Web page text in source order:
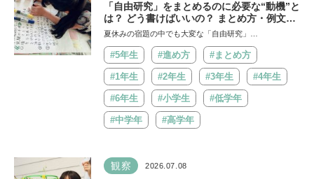
「自由研究」をまとめるのに必要な“動機”と
は？ どう書けばいいの？ まとめ方・例文ま
でご紹介！
夏休みの宿題の中でも大変な「自由研究」…
#5年生 #進め方 #まとめ方
#1年生 #2年生 #3年生 #4年生
#6年生 #小学生 #低学年
#中学年 #高学年
観察 2026.07.08